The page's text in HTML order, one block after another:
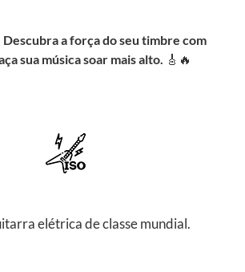
a força do seu timbre com
sua música soar mais alto. 🎸🔥
elétrica de classe mundial.